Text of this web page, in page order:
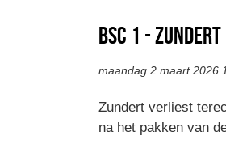
BSC 1 - Zundert
maandag 2 maart 2026
Zundert verliest
na het pakken van